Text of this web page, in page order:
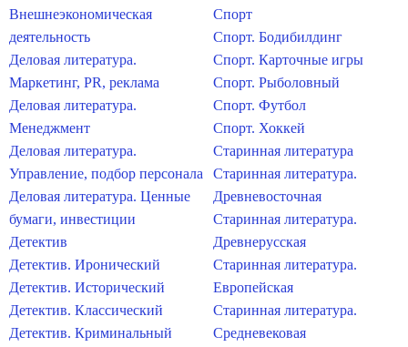
Внешнеэкономическая
деятельность
Деловая литература.
Маркетинг, PR, реклама
Деловая литература.
Менеджмент
Деловая литература.
Управление, подбор персонала
Деловая литература. Ценные
бумаги, инвестиции
Детектив
Детектив. Иронический
Детектив. Исторический
Детектив. Классический
Детектив. Криминальный
Спорт
Спорт. Бодибилдинг
Спорт. Карточные игры
Спорт. Рыболовный
Спорт. Футбол
Спорт. Хоккей
Старинная литература
Старинная литература.
Древневосточная
Старинная литература.
Древнерусская
Старинная литература.
Европейская
Старинная литература.
Средневековая